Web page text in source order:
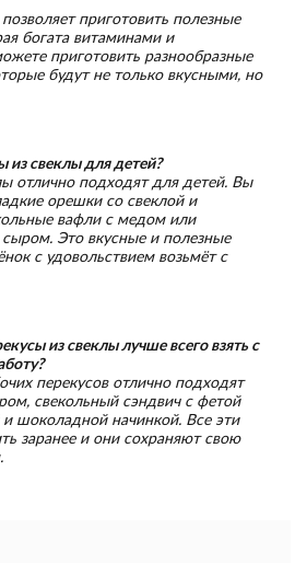
приготовить полезные
богата витаминами и
приготовить разнообразные
будут не только вкусными, но
из свеклы для детей?
отлично подходят для детей. Вы
орешки со свеклой и
вафли с медом или
Это вкусные и полезные
с удовольствием возьмёт с
из свеклы лучше всего взять с
перекусов отлично подходят
свекольный сэндвич с фетой
шоколадной начинкой. Все эти
заранее и они сохраняют свою